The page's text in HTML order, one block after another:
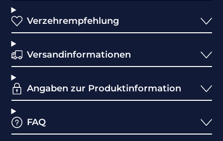
Verzehrempfehlung
Versandinformationen
Angaben zur Produktinformation
FAQ